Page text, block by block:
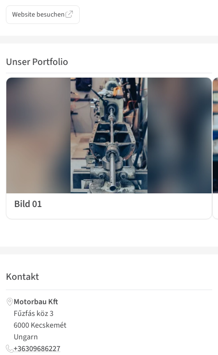
Website besuchen
Unser Portfolio
Bild 01
Kontakt
Motorbau Kft
Fűzfás köz 3
6000 Kecskemét
Ungarn
+36309686227